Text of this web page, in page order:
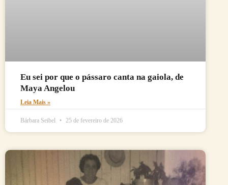
Eu sei por que o pássaro canta na gaiola, de
Maya Angelou
Leia Mais »
Bárbara Seibel 25 de fevereiro de 2026